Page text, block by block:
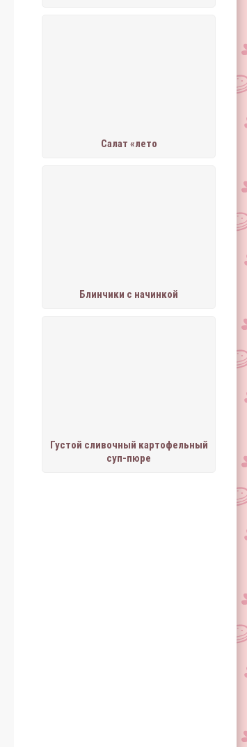
Салат «лето
Блинчики с начинкой
Густой сливочный картофельный
суп-пюре